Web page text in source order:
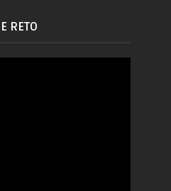
RETO